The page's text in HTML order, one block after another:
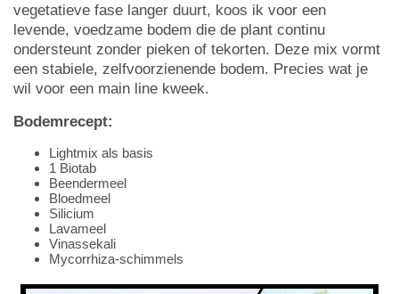
vegetatieve fase langer duurt, koos ik voor een
levende, voedzame bodem die de plant continu
ondersteunt zonder pieken of tekorten. Deze mix vormt
een stabiele, zelfvoorzienende bodem. Precies wat je
wil voor een main line kweek.
Bodemrecept:
Lightmix als basis
1 Biotab
Beendermeel
Bloedmeel
Silicium
Lavameel
Vinassekali
Mycorrhiza-schimmels